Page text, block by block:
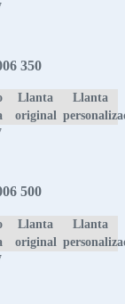
350
Llanta
original
Llanta
500
Llanta
original
Llanta